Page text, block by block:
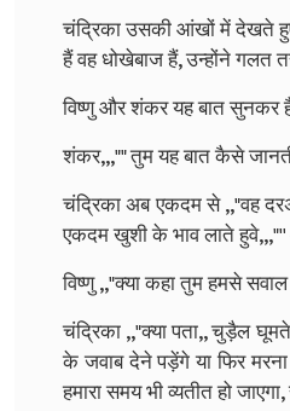
चंद्रिका उसकी आंखों में देखते
हैं वह धोखेबाज हैं, उन्होंने गलत
विष्णु और शंकर यह बात
शंकर,,,"" तुम यह बात कैसे
चंद्रिका अब एकदम से ,,"वह
एकदम खुशी के भाव लाते
विष्णु ,,"क्या कहा तुम हमसे
चंद्रिका ,,"क्या पता,, चुड़ैल
के जवाब देने पड़ेंगे या फिर
हमारा समय भी व्यतीत हो